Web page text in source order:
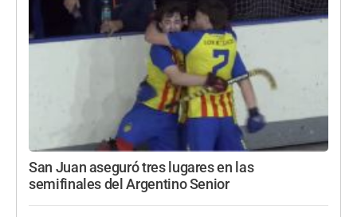
San Juan aseguró tres lugares en las
semifinales del Argentino Senior